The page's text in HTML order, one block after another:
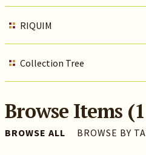
RIQUIM
Collection Tree
Browse Items
BROWSE ALL BROWSE BY